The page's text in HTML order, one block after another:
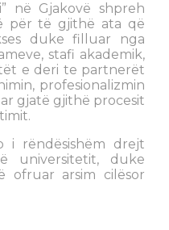
në Gjakovë shpreh
për të gjithë ata që
duke filluar nga
stafi akademik,
e deri te partnerët
profesionalizmin
gjatë gjithë procesit
i rëndësishëm drejt
universitetit, duke
ofruar arsim cilësor